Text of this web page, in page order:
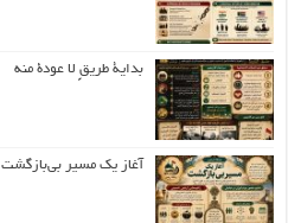
بداية طريقٍ لا عودة منه
آغاز یک مسیر بی‌بازگشت